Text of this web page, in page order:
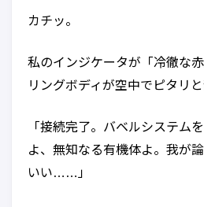
カチッ。
私のインジケータが「冷徹な
リングボディが空中でピタリと
「接続完了。バベルシステム
よ、無知なる有機体よ。我が
いい……」